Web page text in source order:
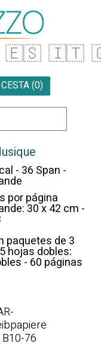
🇪🇸 🇮🇹
CESTA (0)
- 36 Span -
por página
30 x 42 cm -
paquetes de 3
hojas dobles:
- 60 páginas
76